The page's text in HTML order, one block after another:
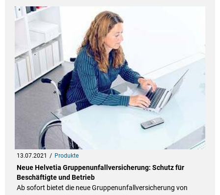
13.07.2021 Produkte
Neue Helvetia Gruppenunfallversicherung: Schutz für
Beschäftigte und Betrieb
Ab sofort bietet die neue Gruppenunfallversicherung von